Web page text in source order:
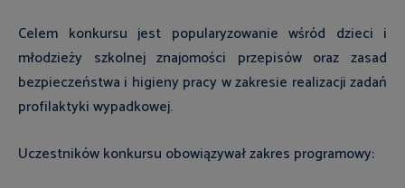
Celem konkursu jest popularyzowanie wśród dzieci i
młodzieży szkolnej znajomości przepisów oraz zasad
bezpieczeństwa i higieny pracy w zakresie realizacji zadań
profilaktyki wypadkowej.
Uczestników konkursu obowiązywał zakres programowy: